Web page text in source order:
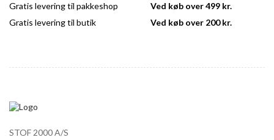
Gratis levering til pakkeshop
Gratis levering til butik
Ved køb over 499 kr.
Ved køb over 200 kr.
STOF 2000 A/S